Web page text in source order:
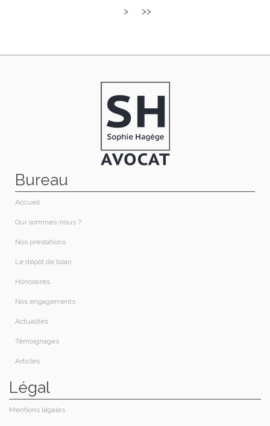
> >>
Bureau
Accueil
Qui sommes-nous ?​
Nos prestations​
Le dépôt de bilan
Honoraires​
Nos engagements
Actualités
Témoignages
Articles
Légal
Mentions légales